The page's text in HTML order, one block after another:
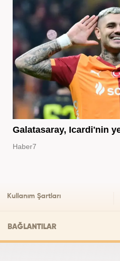
Galatasaray, Icardi'nin
Haber7
Kullanım Şartları
BAĞLANTILAR